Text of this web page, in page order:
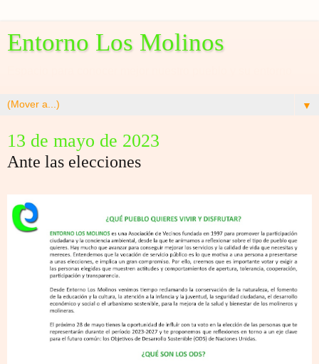
Entorno Los Molinos
▼
13 de mayo de 2023
Ante las elecciones